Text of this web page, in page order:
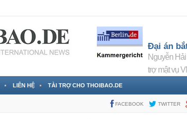
Đại án
Nguyễn
trợ mật vụ
LIÊN HỆ TÀI TRỢ CHO THOIBAO.DE
FACEBOOK TWITTER